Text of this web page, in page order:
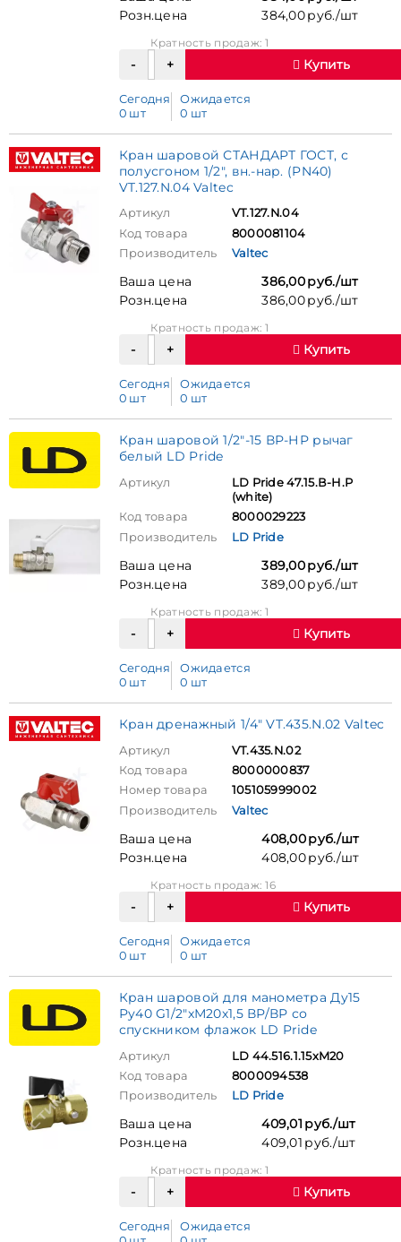
Розн.цена
384,00 руб./шт
Кратность продаж: 1
Купить
Сегодня
0 шт
Ожидается
0 шт
Кран шаровой СТАНДАРТ ГОСТ, с
полусгоном 1/2", вн.-нар. (PN40)
VT.127.N.04 Valtec
Артикул
VT.127.N.04
Код товара
8000081104
Производитель
Valtec
Ваша цена
386,00 руб./шт
Розн.цена
386,00 руб./шт
Кратность продаж: 1
Купить
Сегодня
0 шт
Ожидается
0 шт
Кран шаровой 1/2"-15 ВР-НР рычаг
белый LD Pride
Артикул
LD Pride 47.15.В-Н.Р
(white)
Код товара
8000029223
Производитель
LD Pride
Ваша цена
389,00 руб./шт
Розн.цена
389,00 руб./шт
Кратность продаж: 1
Купить
Сегодня
0 шт
Ожидается
0 шт
Кран дренажный 1/4" VT.435.N.02 Valtec
Артикул
VT.435.N.02
Код товара
8000000837
Номер товара
105105999002
Производитель
Valtec
Ваша цена
408,00 руб./шт
Розн.цена
408,00 руб./шт
Кратность продаж: 16
Купить
Сегодня
0 шт
Ожидается
0 шт
Кран шаровой для манометра Ду15
Ру40 G1/2"xМ20х1,5 ВР/ВР со
спускником флажок LD Pride
Артикул
LD 44.516.1.15xM20
Код товара
8000094538
Производитель
LD Pride
Ваша цена
409,01 руб./шт
Розн.цена
409,01 руб./шт
Кратность продаж: 1
Купить
Сегодня
Ожидается